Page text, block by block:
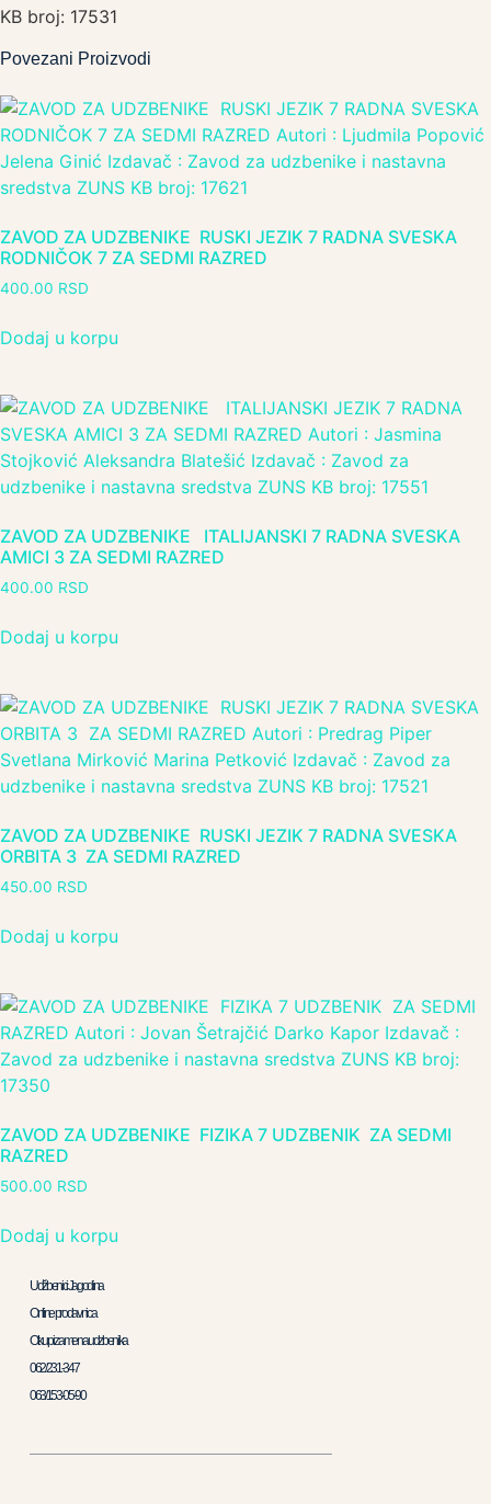
KB broj: 17531
Povezani Proizvodi
ZAVOD ZA UDZBENIKE RUSKI JEZIK 7 RADNA SVESKA
RODNIČOK 7 ZA SEDMI RAZRED
400.00 RSD
Dodaj u korpu
ZAVOD ZA UDZBENIKE ITALIJANSKI 7 RADNA SVESKA
AMICI 3 ZA SEDMI RAZRED
400.00 RSD
Dodaj u korpu
ZAVOD ZA UDZBENIKE RUSKI JEZIK 7 RADNA SVESKA
ORBITA 3 ZA SEDMI RAZRED
450.00 RSD
Dodaj u korpu
ZAVOD ZA UDZBENIKE FIZIKA 7 UDZBENIK ZA SEDMI
RAZRED
500.00 RSD
Dodaj u korpu
Udžbenici Jagodina
Online prodavnica
Otkup i zamena udzbenika
062/231-347
063/153-05-90